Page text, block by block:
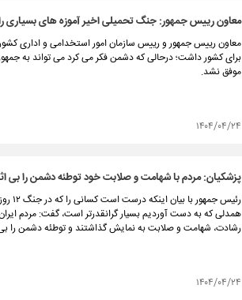
معاون رییس جمهور: جنگ تحمیلی اخیر آموزه های بسیاری
برای کشور داشت؛ درحالی که دشمن فکر می کرد می تواند به
موفق نشد.
۱۴۰۴/۰۴/۲۴
پزشکیان: مردم با شهامت و صلابت خود توطئه دشمن را بی
همدلی که به دست آوردیم بسیار گرانقدرتر است، گفت: مردم
رشادت، شهامت و صلابت به نمایش گذاشتند و توطئه دشمن را بی
۱۴۰۴/۰۴/۲۴